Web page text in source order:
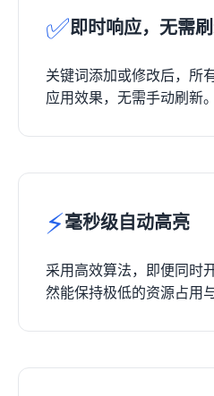
✅即时响应，无需
关键词添加或修改后，所
应用效果，无需手动刷新。
⚡毫秒级自动高亮
采用高效算法，即便同时
然能保持极低的资源占用